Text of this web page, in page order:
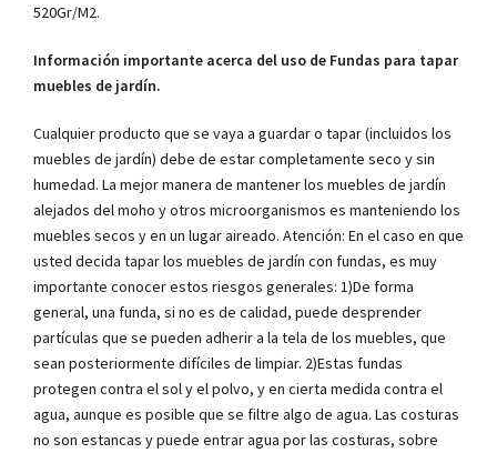
520Gr/M2.
Información importante acerca del uso de Fundas para tapar
muebles de jardín.
Cualquier producto que se vaya a guardar o tapar (incluidos los
muebles de jardín) debe de estar completamente seco y sin
humedad. La mejor manera de mantener los muebles de jardín
alejados del moho y otros microorganismos es manteniendo los
muebles secos y en un lugar aireado. Atención: En el caso en que
usted decida tapar los muebles de jardín con fundas, es muy
importante conocer estos riesgos generales: 1)De forma
general, una funda, si no es de calidad, puede desprender
partículas que se pueden adherir a la tela de los muebles, que
sean posteriormente difíciles de limpiar. 2)Estas fundas
protegen contra el sol y el polvo, y en cierta medida contra el
agua, aunque es posible que se filtre algo de agua. Las costuras
no son estancas y puede entrar agua por las costuras, sobre